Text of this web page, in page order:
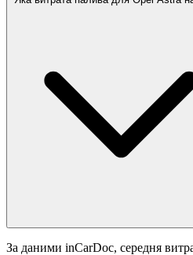
За даними inCarDoc, середня